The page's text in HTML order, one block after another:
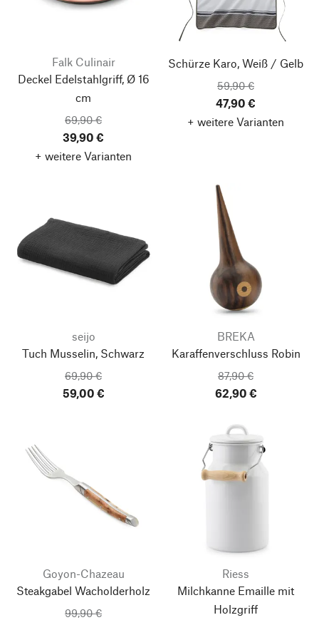
Falk Culinair
Deckel Edelstahlgriff, Ø 16
cm
69,90 €
39,90 €
+ weitere Varianten
Schürze Karo, Weiß / Gelb
59,90 €
47,90 €
+ weitere Varianten
seijo
Tuch Musselin, Schwarz
69,90 €
59,00 €
BREKA
Karaffenverschluss Robin
87,90 €
62,90 €
Goyon-Chazeau
Steakgabel Wacholderholz
99,90 €
Riess
Milchkanne Emaille mit
Holzgriff